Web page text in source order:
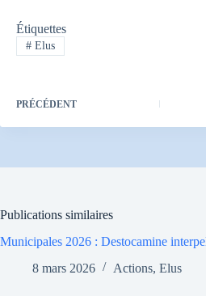
Étiquettes
#Elus
PRÉCÉDENT
Publications similaires
Municipales 2026 : Destocamine
8 mars 2026
Actions, Elus